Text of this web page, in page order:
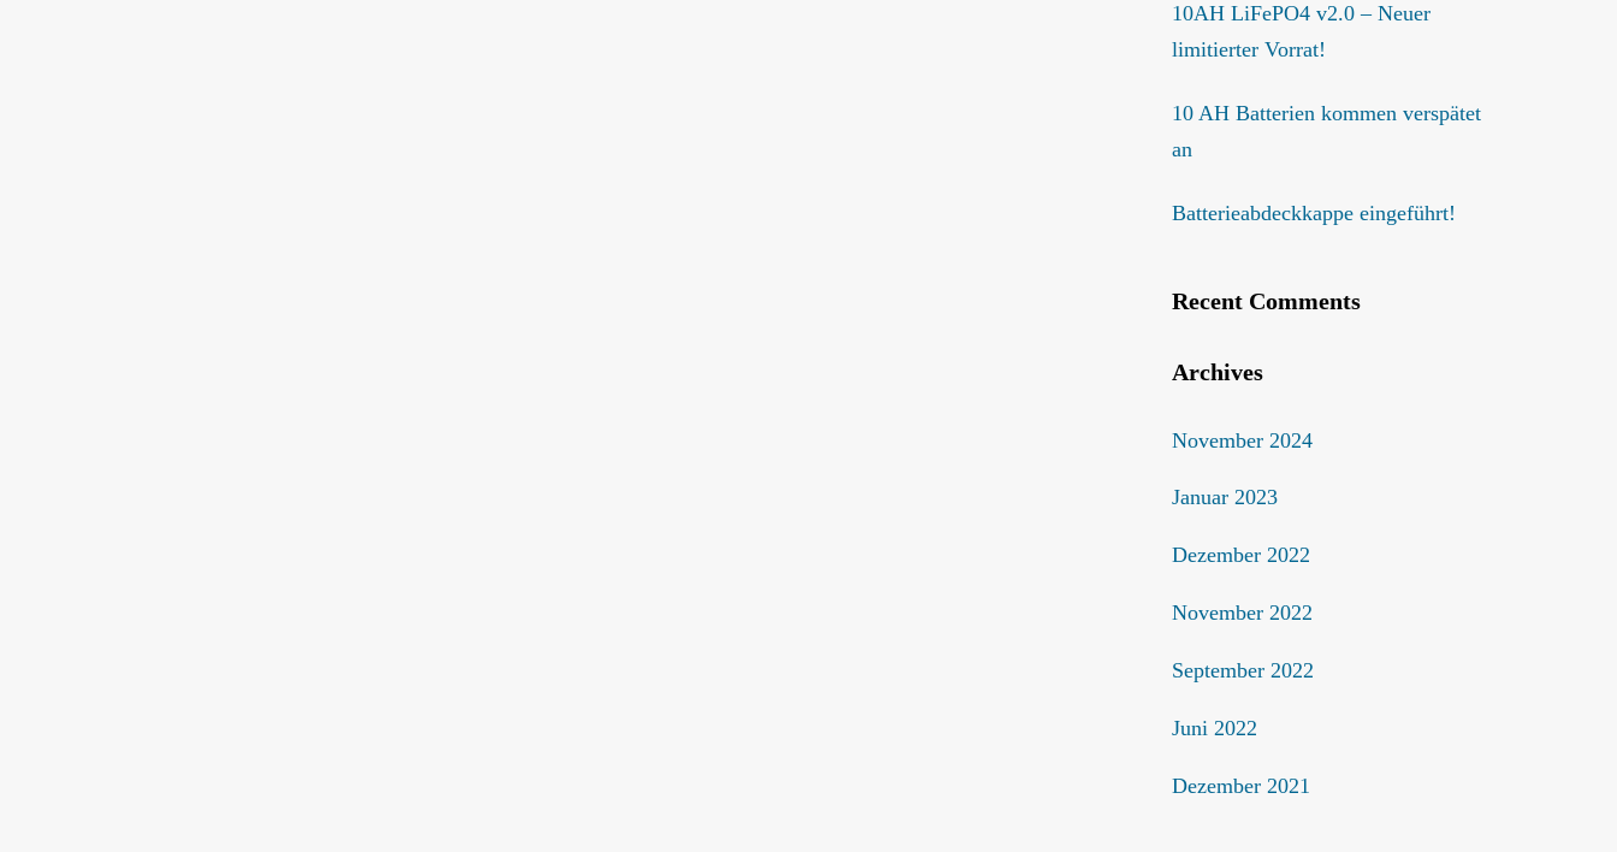
10AH LiFePO4 v2.0 – Neuer
limitierter Vorrat!
10 AH Batterien kommen verspätet
an
Batterieabdeckkappe eingeführt!
Recent Comments
Archives
November 2024
Januar 2023
Dezember 2022
November 2022
September 2022
Juni 2022
Dezember 2021